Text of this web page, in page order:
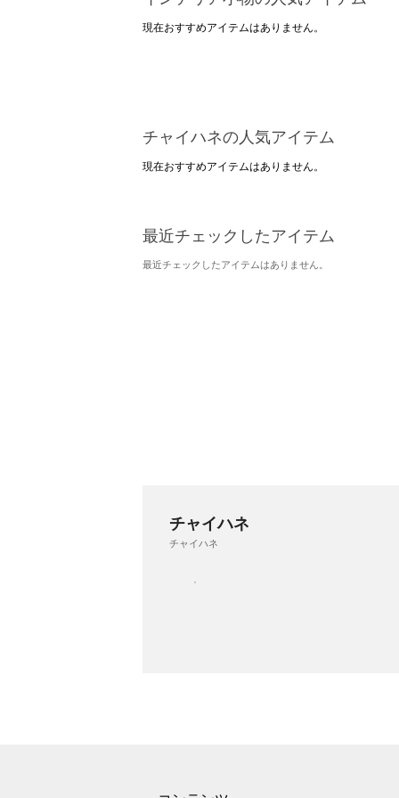
現在おすすめアイテムはありません。
チャイハネの人気アイテム
現在おすすめアイテムはありません。
最近チェックしたアイテム
最近チェックしたアイテムはありません。
チャイハネ
チャイハネ